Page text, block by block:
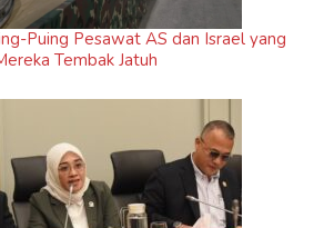
Puing Pesawat AS dan Israel yang
Tembak Jatuh